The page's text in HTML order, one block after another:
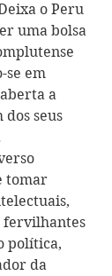
o Peru
uma bolsa
se em
a
seus
tomar
política,
da